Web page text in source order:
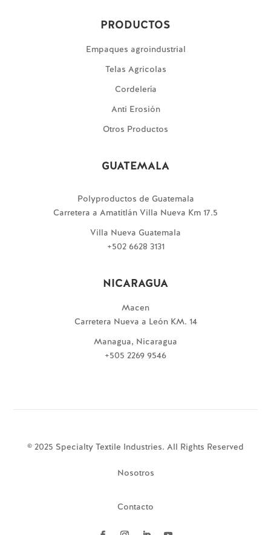
PRODUCTOS
Empaques agroindustrial
Telas Agricolas
Cordelería
Anti Erosión
Otros Productos
GUATEMALA
Polyproductos de Guatemala
Carretera a Amatitlán Villa Nueva Km 17.5
Villa Nueva Guatemala
+502 6628 3131
NICARAGUA
Macen
Carretera Nueva a León KM. 14
Managua, Nicaragua
+505 2269 9546
© 2025 Specialty Textile Industries. All Rights Reserved
Nosotros
Contacto